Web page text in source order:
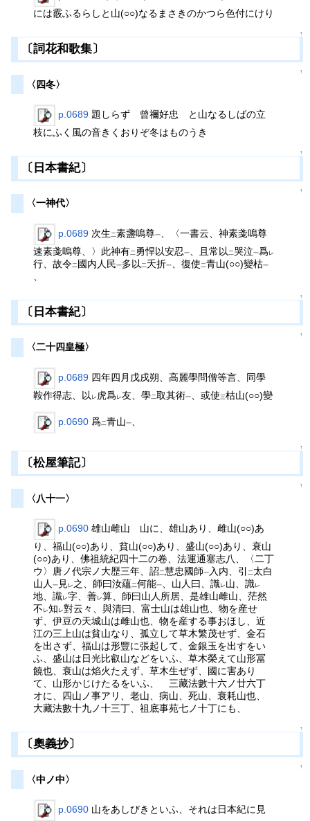
には霰ふるらしと山(○○)なるまさきのかつら色付にけり
↑
〔詞花和歌集〕
↑
〈四冬〉
p.0689 題しらず 曾禰好忠 と山なるしばの立
枝にふく風の音きくおりぞ冬はものうき
↑
〔日本書紀〕
↑
〈一神代〉
p.0689 次生二素盞嗚尊一
、〈一書云、神素戔嗚尊
速素戔嗚尊、〉此神有二勇悍以安忍一 、且常以 二哭泣一爲レ
行、故令二國内人民一多以 二夭折一 、復使二青山(○○)變枯一
↑
〔日本書紀〕
↑
〈二十四皇極〉
p.0689 四年四月戊戌朔、高麗學問僧等言、同學
鞍作得志、以 レ 虎爲レ友、學二取其術一 、或使三枯山(○○)變
p.0690 爲二青山一、
↑
〔松屋筆記〕
↑
〈八十一〉
p.0690 雄山雌山 山に、雄山あり、雌山(○○)あ
り、福山(○○)あり、貧山(○○)あり、盛山(○○)あり、衰山
(○○)あり、佛祖統紀四十二の卷、法運通塞志八、〈二丁
ウ〉唐ノ代宗ノ大歴三年、詔二慧忠國師一 入内、引二太白
山人一 見レ 之、師曰汝蘊二何能一、山人曰、識レ 山、識レ
地、識レ字、善レ算、師曰山人所居、是雄山雌山、茫然
不 レ知 レ對云々、與清曰、富士山は雄山也、物を産せ
ず、伊豆の天城山は雌山也、物を産する事おほし、近
江の三上山は貧山なり、孤立して草木繁茂せず、金石
を出さず、福山は形豐に張起して、金銀玉を出すをい
ふ、盛山は日光比叡山などをいふ、草木榮えて山形冨
饒也、衰山は焰火たえず、草木生ぜず、國に害あり
て、山形かじけたるをいふ、 三藏法數十六ノ廿六丁
オに、四山ノ事アリ、老山、病山、死山、衰耗山也、
大藏法數十九ノ十三丁、祖底事苑七ノ十丁にも、
↑
〔奧義抄〕
↑
〈中ノ中〉
p.0690 山をあしびきといふ、それは日本紀に見